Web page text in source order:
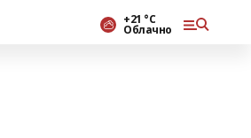
+21 °С
Облачно